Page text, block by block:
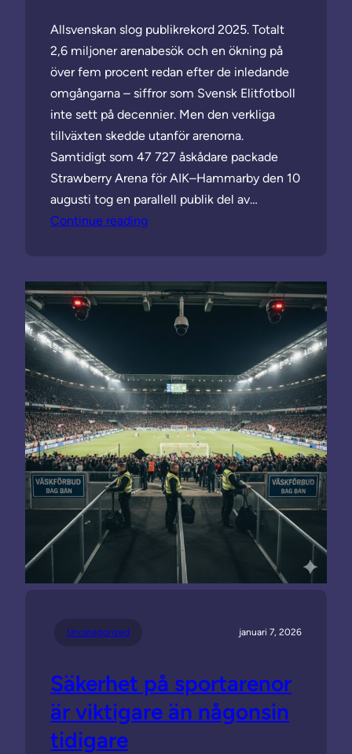
Allsvenskan slog publikrekord 2025. Totalt
2,6 miljoner arenabesök och en ökning på
över fem procent redan efter de inledande
omgångarna – siffror som Svensk Elitfotboll
inte sett på decennier. Men den verkliga
tillväxten skedde utanför arenorna.
Samtidigt som 47 727 åskådare packade
Strawberry Arena för AIK–Hammarby den 10
augusti tog en parallell publik del av…
Continue reading
Uncategorized januari 7, 2026
Säkerhet på sportarenor
är viktigare än någonsin
tidigare